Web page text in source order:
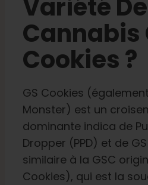
Variété De
Cannabis
Cookies ?
GS Cookies
Monster) est un
dominante indica de
Dropper (PPD) et de
similaire à la GSC
Cookies), qui est la